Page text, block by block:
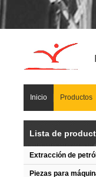
Inicio Productos
Lista de
Extracción de
Piezas para